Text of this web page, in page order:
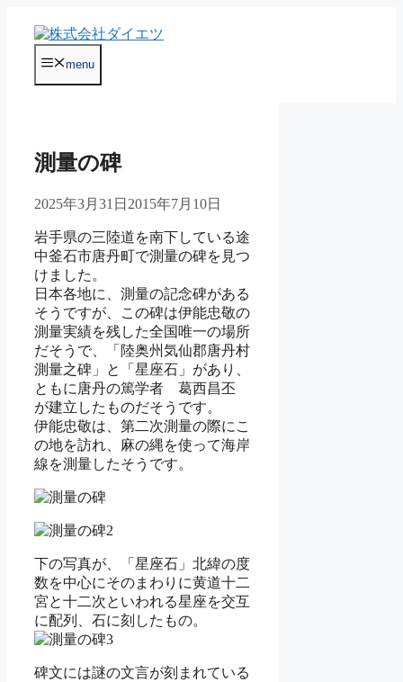
menu
測量の碑
2025年3月31日 2015年7月10日
岩手県の三陸道を南下している途
中釜石市唐丹町で測量の碑を見つ
けました。
日本各地に、測量の記念碑がある
そうですが、この碑は伊能忠敬の
測量実績を残した全国唯一の場所
だそうで、「陸奥州気仙郡唐丹村
測量之碑」と「星座石」があり、
ともに唐丹の篤学者 葛西昌丕
が建立したものだそうです。
伊能忠敬は、第二次測量の際にこ
の地を訪れ、麻の縄を使って海岸
線を測量したそうです。
下の写真が、「星座石」北緯の度
数を中心にそのまわりに黄道十二
宮と十二次といわれる星座を交互
に配列、石に刻したもの。
碑文には謎の文言が刻まれている